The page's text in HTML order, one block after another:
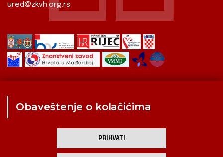
ured@zkvh.org.rs
Kulturna scena
Obaveštenje o kolačićima
PRIHVATI